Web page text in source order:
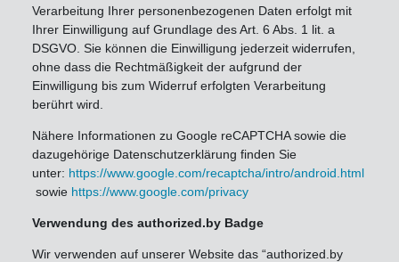
Verarbeitung Ihrer personenbezogenen Daten erfolgt mit
Ihrer Einwilligung auf Grundlage des Art. 6 Abs. 1 lit. a
DSGVO. Sie können die Einwilligung jederzeit widerrufen,
ohne dass die Rechtmäßigkeit der aufgrund der
Einwilligung bis zum Widerruf erfolgten Verarbeitung
berührt wird.
Nähere Informationen zu Google reCAPTCHA sowie die
dazugehörige Datenschutzerklärung finden Sie
unter: https://www.google.com/recaptcha/intro/android.html
sowie https://www.google.com/privacy
Verwendung des authorized.by Badge
Wir verwenden auf unserer Website das “authorized.by